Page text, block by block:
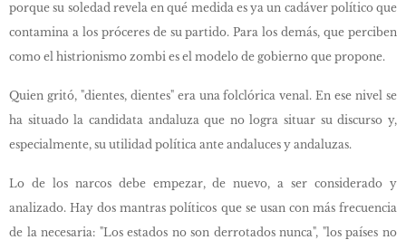
porque su soledad revela en qué medida es ya un cadáver político que
contamina a los próceres de su partido. Para los demás, que perciben
como el histrionismo zombi es el modelo de gobierno que propone.
Quien gritó, "dientes, dientes" era una folclórica venal. En ese nivel se
ha situado la candidata andaluza que no logra situar su discurso y,
especialmente, su utilidad política ante andaluces y andaluzas.
Lo de los narcos debe empezar, de nuevo, a ser considerado y
analizado. Hay dos mantras políticos que se usan con más frecuencia
de la necesaria: "Los estados no son derrotados nunca", "los países no